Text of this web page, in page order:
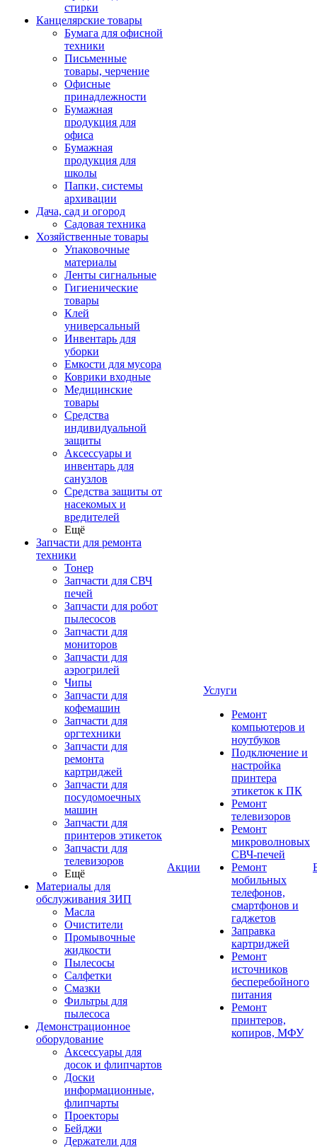
стирки
Канцелярские товары
Бумага для офисной
техники
Письменные
товары, черчение
Офисные
принадлежности
Бумажная
продукция для
офиса
Бумажная
продукция для
школы
Папки, системы
архивации
Дача, сад и огород
Садовая техника
Хозяйственные товары
Упаковочные
материалы
Ленты сигнальные
Гигиенические
товары
Клей
универсальный
Инвентарь для
уборки
Емкости для мусора
Коврики входные
Медицинские
товары
Средства
индивидуальной
защиты
Аксессуары и
инвентарь для
санузлов
Средства защиты от
насекомых и
вредителей
Ещё
Запчасти для ремонта
техники
Тонер
Запчасти для СВЧ
печей
Запчасти для робот
пылесосов
Запчасти для
мониторов
Запчасти для
аэрогрилей
Чипы
Запчасти для
кофемашин
Запчасти для
оргтехники
Запчасти для
ремонта
картриджей
Запчасти для
посудомоечных
машин
Запчасти для
принтеров этикеток
Запчасти для
телевизоров
Ещё
Материалы для
обслуживания ЗИП
Масла
Очистители
Промывочные
жидкости
Пылесосы
Салфетки
Смазки
Фильтры для
пылесоса
Демонстрационное
оборудование
Аксессуары для
досок и флипчартов
Доски
информационные,
флипчарты
Проекторы
Бейджи
Держатели для
Акции
Услуги
Ремонт
компьютеров и
ноутбуков
Подключение и
настройка
принтера
этикеток к ПК
Ремонт
телевизоров
Ремонт
микроволновых
СВЧ-печей
Ремонт
мобильных
телефонов,
смартфонов и
гаджетов
Заправка
картриджей
Ремонт
источников
бесперебойного
питания
Ремонт
принтеров,
копиров, МФУ